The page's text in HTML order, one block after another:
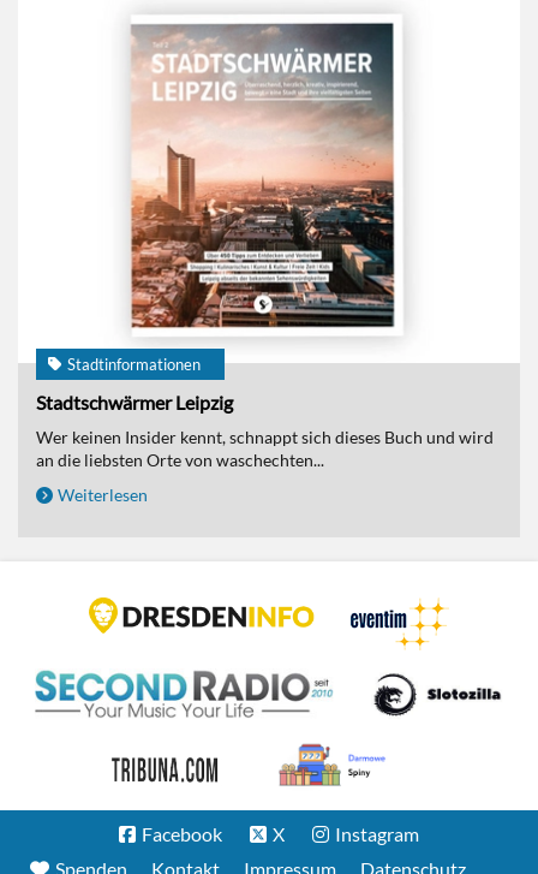
Stadtinformationen
Stadtschwärmer Leipzig
Wer keinen Insider kennt, schnappt sich dieses Buch und wird
an die liebsten Orte von waschechten...
Weiterlesen
Facebook X
Instagram
Spenden
Kontakt Impressum Datenschutz